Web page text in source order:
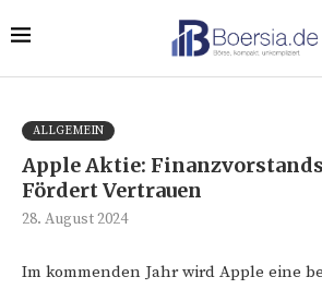
ALLGEMEIN
Apple Aktie:
Fördert Vertrauen
28. August 2024
Im kommenden Jahr wird Apple eine